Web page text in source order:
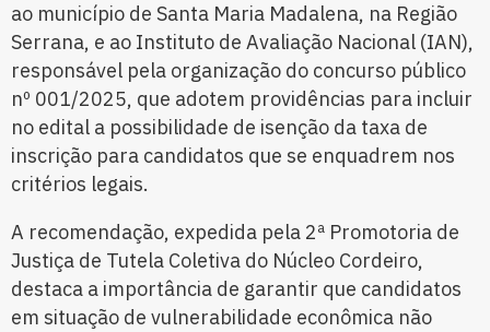
ao município de Santa Maria Madalena, na Região
Serrana, e ao Instituto de Avaliação Nacional (IAN),
responsável pela organização do concurso público
nº 001/2025, que adotem providências para incluir
no edital a possibilidade de isenção da taxa de
inscrição para candidatos que se enquadrem nos
critérios legais.
A recomendação, expedida pela 2ª Promotoria de
Justiça de Tutela Coletiva do Núcleo Cordeiro,
destaca a importância de garantir que candidatos
em situação de vulnerabilidade econômica não